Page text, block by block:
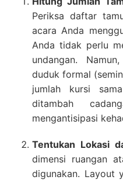
Periksa daftar
acara Anda
Anda tidak perlu
undangan.
duduk formal
jumlah kursi
ditambah
mengantisipasi
Tentukan Lokasi
dimensi ruangan
digunakan. Layout